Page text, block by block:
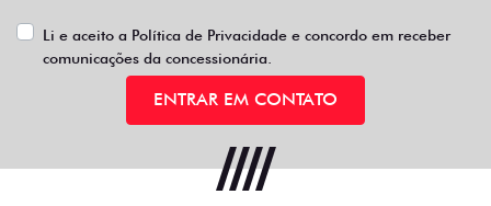
Li e aceito a Política de Privacidade e concordo em receber
comunicações da concessionária.
ENTRAR EM CONTATO